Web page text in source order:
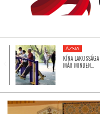
ÁZSIA
ÁZSIA
KÍNA
MÁR MINDEN…